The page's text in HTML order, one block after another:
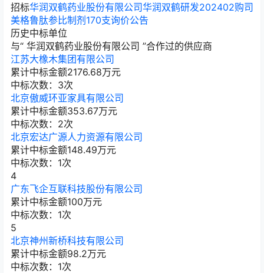
招标华润双鹤药业股份有限公司华润双鹤研发202402购司
美格鲁肽参比制剂170支询价公告
历史中标单位
与“ 华润双鹤药业股份有限公司 ”合作过的供应商
江苏大橡木集团有限公司
累计中标金额2176.68万元
中标次数：3次
北京傲威环亚家具有限公司
累计中标金额353.67万元
中标次数：2次
北京宏达广源人力资源有限公司
累计中标金额148.49万元
中标次数：1次
4
广东飞企互联科技股份有限公司
累计中标金额100万元
中标次数：1次
5
北京神州新桥科技有限公司
累计中标金额98.2万元
中标次数：1次